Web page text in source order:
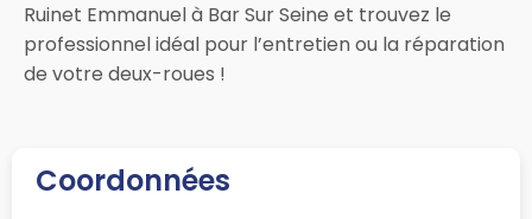
Ruinet Emmanuel à Bar Sur Seine et trouvez le
professionnel idéal pour l’entretien ou la réparation
de votre deux-roues !
Coordonnées